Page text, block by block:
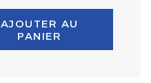
AJOUTER AU
PANIER